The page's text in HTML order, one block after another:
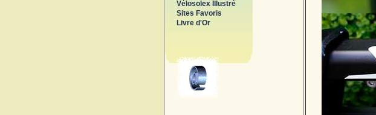
Vélosolex Illustré
Sites Favoris
Livre d'Or